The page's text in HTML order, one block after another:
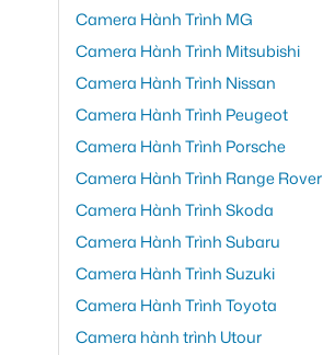
Camera Hành Trình MG
Camera Hành Trình Mitsubishi
Camera Hành Trình Nissan
Camera Hành Trình Peugeot
Camera Hành Trình Porsche
Camera Hành Trình Range Rover
Camera Hành Trình Skoda
Camera Hành Trình Subaru
Camera Hành Trình Suzuki
Camera Hành Trình Toyota
Camera hành trình Utour